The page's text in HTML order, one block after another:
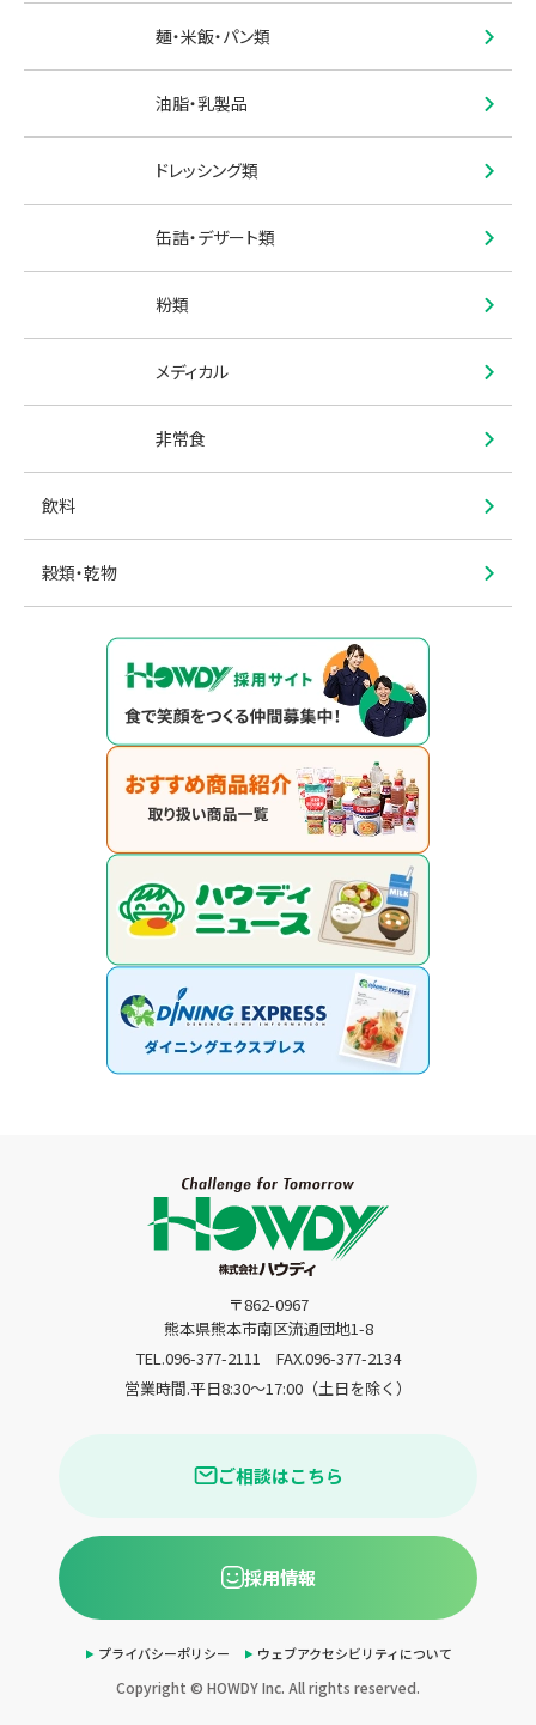
麺・米飯・パン類
油脂・乳製品
ドレッシング類
缶詰・デザート類
粉類
メディカル
非常食
飲料
穀類・乾物
〒862-0967
熊本県熊本市南区流通団地1-8
TEL.096-377-2111
FAX.096-377-2134
営業時間.平日8:30〜17:00（土日を除く）
ご相談はこちら
採用情報
プライバシーポリシー ウェブアクセシビリティについて
Copyright © HOWDY Inc. All rights reserved.